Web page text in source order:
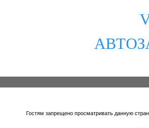
Гостям запрещено просматривать данную